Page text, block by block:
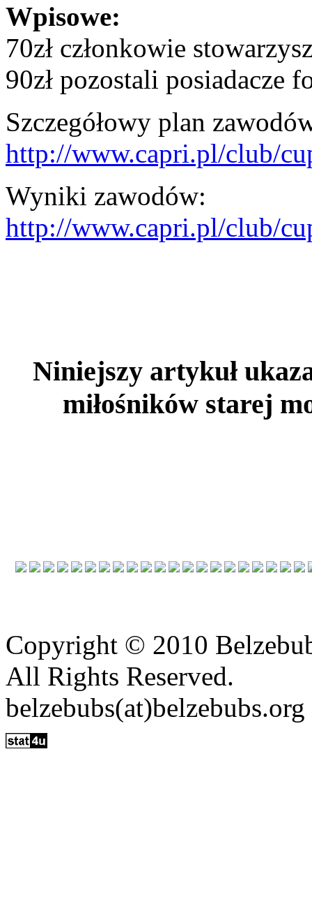
Wpisowe:
70zł członkowie
90zł pozostali posiadacze
Szczegółowy plan
http://www.capri.pl/club/
Wyniki zawodów:
http://www.capri.pl/club/
Niniejszy artykuł
miłośników starej
Copyright © 2010
All Rights Reserved.
belzebubs(at)belzebubs.org